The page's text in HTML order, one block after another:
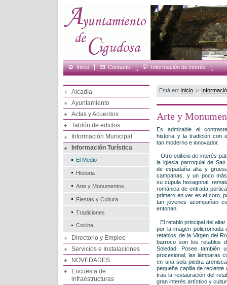
Inicio .
Contacto .
Información de interés
Alcadía
Ayuntamiento
Actas y Acuerdos
Tablón de edictos
Información Municipal
Información Turística
El Medio
Historia
Arte y Monumentos
Fiestas y Cultura
Tradiciones
Cocina
Directorio y Empleo
Servicios e Instalaciones
NOVEDADES
Encuesta de
infraestructuras
Está en: Inicio >
Arte y
Es admirable el
historia y la tradición con
tan moderno e innovador.
Otro edificio de interés
la iglesia parroquial de
de espadaña alta y
campanas, y un poco
su cúpula hexagonal,
románica de entrada
primero en ver es el coro,
tan jóvenes acompañan
entonan.
El retablo principal del
por la imagen
retablos de la Virgen del
barroco son los retablos
Soledad. Posee también
procesional, las lámparas
en una sola piedra
pequeña capilla de
tras la restauración del
gran interés artístico y